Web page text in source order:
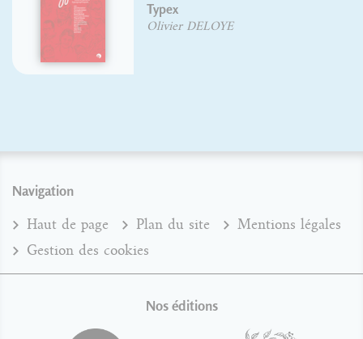
Typex
Olivier DELOYE
Navigation
Haut de page Plan du site
Mentions légales
Gestion des cookies
Nos éditions